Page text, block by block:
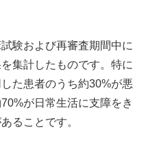
験および再審査期間中に
集計したものです。特に
た患者のうち約30%が悪
が日常生活に支障をき
ることです。